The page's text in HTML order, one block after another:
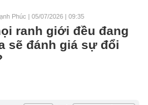
Phúc | 05/07/2026 | 09:35
ranh giới đều đang
sẽ đánh giá sự đổi